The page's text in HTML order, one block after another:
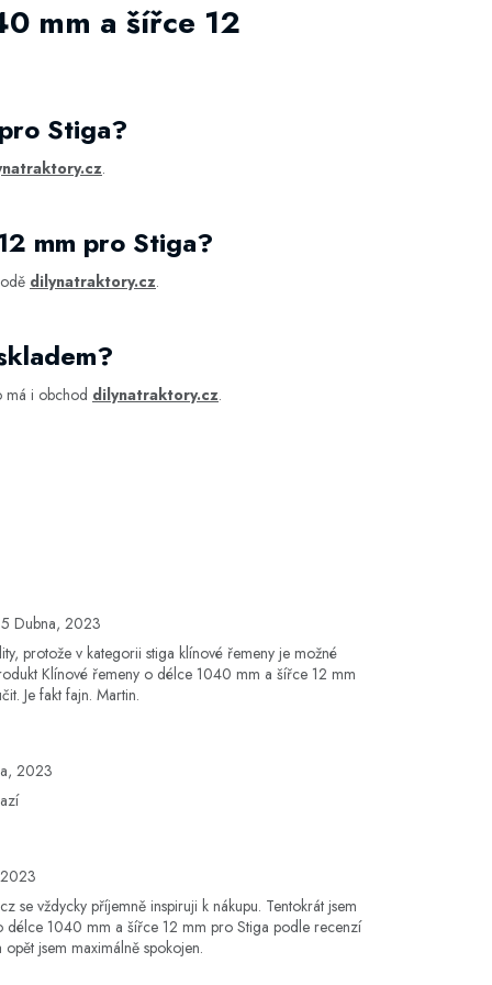
mm a šířce 12
Stiga?
.
mm pro Stiga?
dilynatraktory.cz.
má i obchod dilynatraktory.cz.
Dubna, 2023
protože v kategorii stiga klínové řemeny je možné
Klínové řemeny o délce 1040 mm a šířce 12 mm
Je fakt fajn. Martin.
2023
se vždycky příjemně inspiruji k nákupu. Tentokrát jsem
délce 1040 mm a šířce 12 mm pro Stiga podle recenzí
opět jsem maximálně spokojen.